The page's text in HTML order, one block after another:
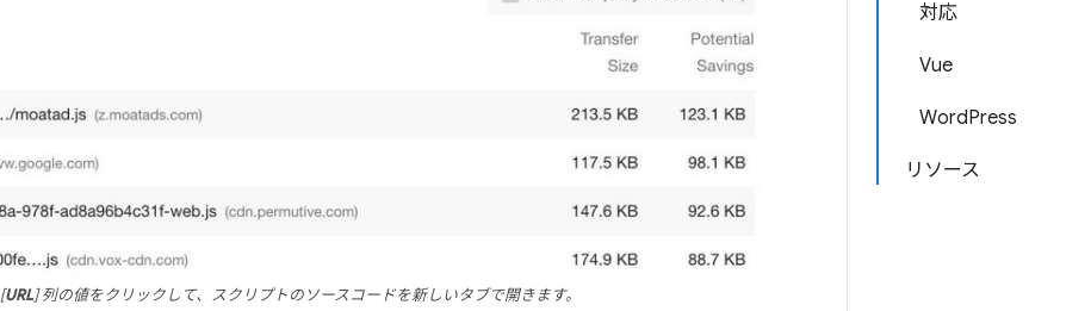
対応
Vue
WordPress
リソース
[URL] 列の値をクリックして、スクリプトのソースコードを新しいタブで開きます。